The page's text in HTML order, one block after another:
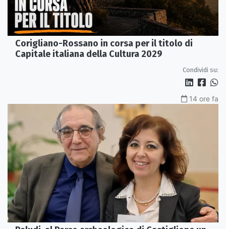
Corigliano-Rossano in corsa per il titolo di
Capitale italiana della Cultura 2029
Condividi su:
14 ore fa